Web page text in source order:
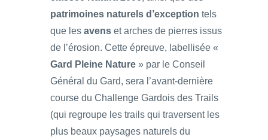
patrimoines naturels d’exception tels
que les avens et arches de pierres issus
de l’érosion. Cette épreuve, labellisée «
Gard Pleine Nature » par le Conseil
Général du Gard, sera l’avant-dernière
course du Challenge Gardois des Trails
(qui regroupe les trails qui traversent les
plus beaux paysages naturels du